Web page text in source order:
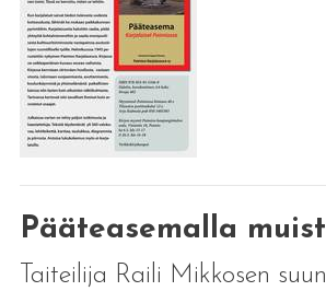
Pääteasemalla
Taiteilija Raili Mikkosen